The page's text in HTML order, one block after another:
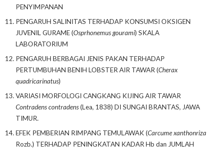
PENYIMPANAN
PENGARUH SALINITAS TERHADAP KONSUMSI OKSIGEN
JUVENIL GURAME (Osprhonemus gourami) SKALA
LABORATORIUM
PENGARUH BERBAGAI JENIS PAKAN TERHADAP
PERTUMBUHAN BENIH LOBSTER AIR TAWAR (Cherax
quadricarinatus)
VARIASI MORFOLOGI CANGKANG KIJING AIR TAWAR
Contradens contradens(Lea, 1838) DI SUNGAI BRANTAS, JAWA
TIMUR.
EFEK PEMBERIAN RIMPANG TEMULAWAK (Carcume xanthonriza
Rozb.) TERHADAP PENINGKATAN KADAR Hb dan JUMLAH